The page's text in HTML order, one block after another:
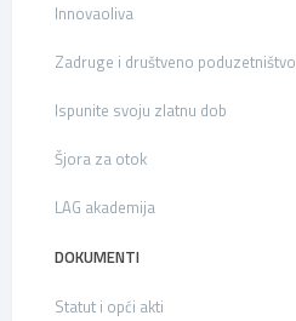
Innovaoliva
Zadruge i društveno poduzetništvo
Ispunite svoju zlatnu dob
Šjora za otok
LAG akademija
DOKUMENTI
Statut i opći akti